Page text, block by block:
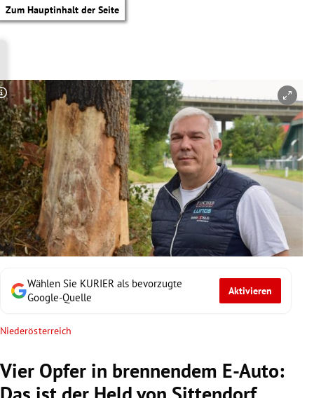
Zum Hauptinhalt der Seite
Untermenü
Untermenü
Untermenü
Wählen Sie KURIER als bevorzugte
Google-Quelle
Aktivieren
Niederösterreich
Vier Opfer in brennendem E-Auto:
Copyright-Hinweis öffnen/schließen